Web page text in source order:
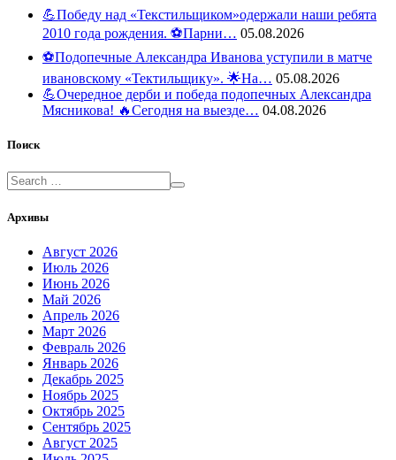
💪Победу над «Текстильщиком»одержали наши ребята
2010 года рождения. ⚽️Парни… 05.08.2026
⚽️Подопечные Александра Иванова уступили в матче
ивановскому «Тектильщику». 🌟На… 05.08.2026
💪Очередное дерби и победа подопечных Александра
Мясникова! 🔥Сегодня на выезде… 04.08.2026
Поиск
Архивы
Август 2026
Июль 2026
Июнь 2026
Май 2026
Апрель 2026
Март 2026
Февраль 2026
Январь 2026
Декабрь 2025
Ноябрь 2025
Октябрь 2025
Сентябрь 2025
Август 2025